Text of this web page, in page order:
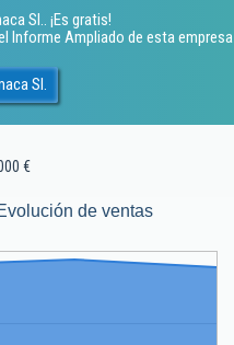
Sl.. ¡Es gratis!
Informe Ampliado de esta empresa
Sl.
€
de ventas